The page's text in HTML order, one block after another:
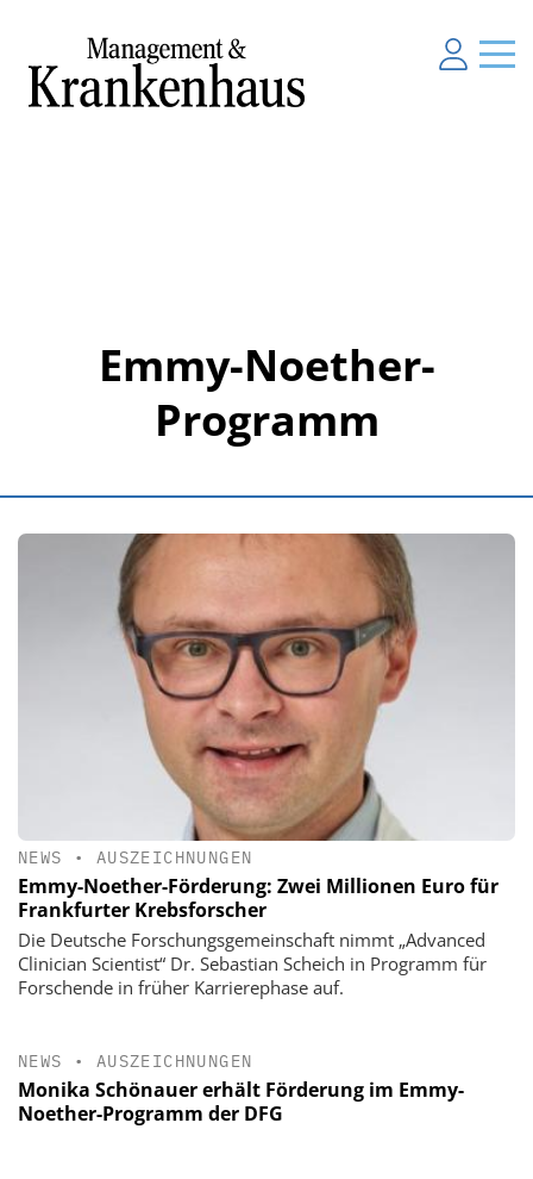
Emmy-Noether-
Programm
NEWS • AUSZEICHNUNGEN
Emmy-Noether-Förderung: Zwei Millionen Euro für
Frankfurter Krebsforscher
Die Deutsche Forschungsgemeinschaft nimmt „Advanced
Clinician Scientist“ Dr. Sebastian Scheich in Programm für
Forschende in früher Karrierephase auf.
NEWS • AUSZEICHNUNGEN
Monika Schönauer erhält Förderung im Emmy-
Noether-Programm der DFG